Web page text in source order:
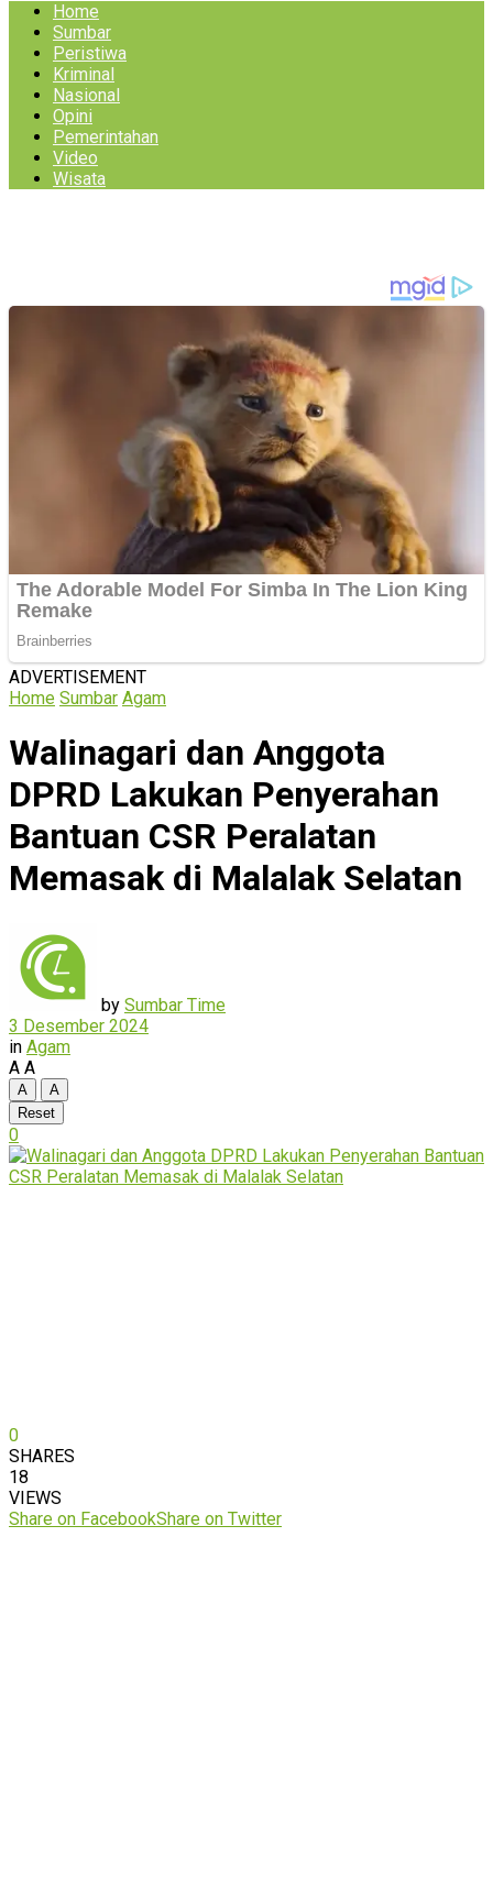
Home
Sumbar
Peristiwa
Kriminal
Nasional
Opini
Pemerintahan
Video
Wisata
ADVERTISEMENT
Home Sumbar Agam
Walinagari dan Anggota
DPRD Lakukan Penyerahan
Bantuan CSR Peralatan
Memasak di Malalak Selatan
by Sumbar Time
3 Desember 2024
in Agam
A A
A
A
Reset
0
0
SHARES
18
VIEWS
Share on FacebookShare on Twitter